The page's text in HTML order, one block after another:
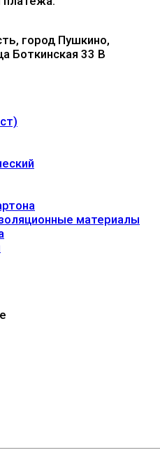
город Пушкино,
Боткинская 33 В
материалы